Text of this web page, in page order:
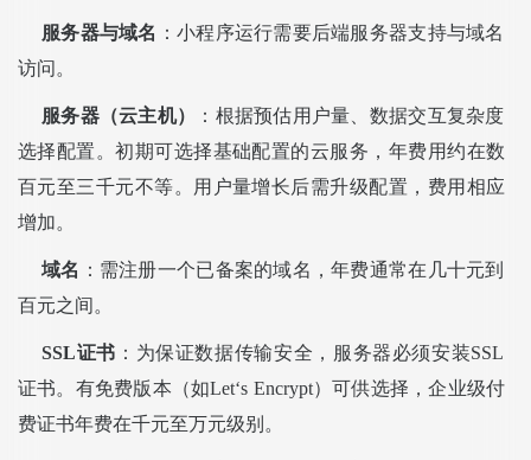
服务器与域名 ：小程序运行需要后端服务器支持与域名
访问。
服务器（云主机）
：根据预估用户量、数据交互复杂度
选择配置。初期可选择基础配置的云服务，年费用约在数
百元至三千元不等。用户量增长后需升级配置，费用相应
增加。
域名 ：需注册一个已备案的域名，年费通常在几十元到
百元之间。
SSL证书 ：为保证数据传输安全，服务器必须安装SSL
证书。有免费版本（如Let‘s Encrypt）可供选择，企业级付
费证书年费在千元至万元级别。